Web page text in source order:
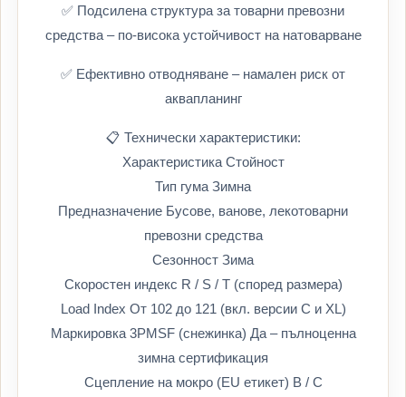
✅ Подсилена структура за товарни превозни
средства – по-висока устойчивост на натоварване
✅ Ефективно отводняване – намален риск от
аквапланинг
📋 Технически характеристики:
Характеристика Стойност
Тип гума Зимна
Предназначение Бусове, ванове, лекотоварни
превозни средства
Сезонност Зима
Скоростен индекс R / S / T (според размера)
Load Index От 102 до 121 (вкл. версии C и XL)
Маркировка 3PMSF (снежинка) Да – пълноценна
зимна сертификация
Сцепление на мокро (EU етикет) B / C